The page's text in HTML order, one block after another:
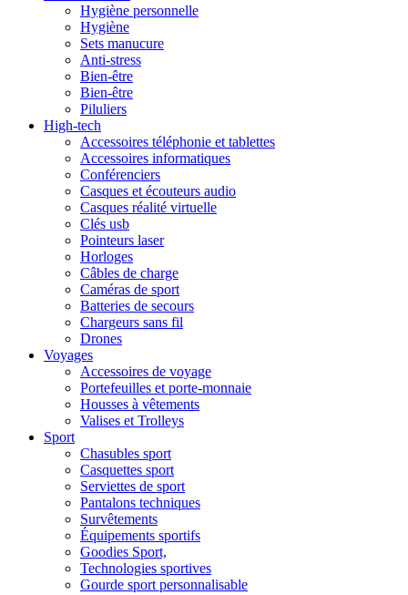
Hygiène personnelle
Hygiène
Sets manucure
Anti-stress
Bien-être
Bien-être
Piluliers
High-tech
Accessoires téléphonie et tablettes
Accessoires informatiques
Conférenciers
Casques et écouteurs audio
Casques réalité virtuelle
Clés usb
Pointeurs laser
Horloges
Câbles de charge
Caméras de sport
Batteries de secours
Chargeurs sans fil
Drones
Voyages
Accessoires de voyage
Portefeuilles et porte-monnaie
Housses à vêtements
Valises et Trolleys
Sport
Chasubles sport
Casquettes sport
Serviettes de sport
Pantalons techniques
Survêtements
Équipements sportifs
Goodies Sport,
Technologies sportives
Gourde sport personnalisable